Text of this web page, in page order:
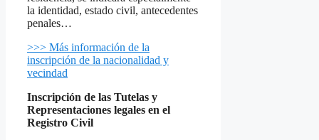
la identidad, estado civil, antecedentes
penales…
>>> Más información de la
inscripción de la nacionalidad y
vecindad
Inscripción de las Tutelas y
Representaciones legales en el
Registro Civil